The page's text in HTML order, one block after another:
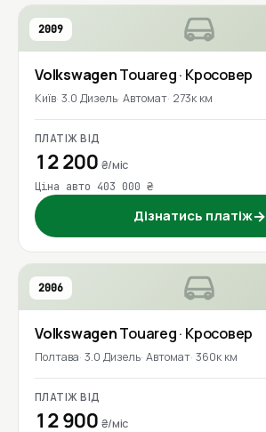
2009
VolkswagenTouareg· Кросовер
Київ 3.0 Дизель Автомат 273к км
ПЛАТІЖ ВІД
12 200 ₴/міс
Ціна авто 403 000 ₴
Дізнатись платіж→
2006
VolkswagenTouareg· Кросовер
Полтава 3.0 Дизель Автомат 360к км
ПЛАТІЖ ВІД
12 900 ₴/міс